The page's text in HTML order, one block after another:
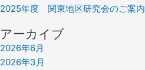
2025年度 関東地区研究会のご案内
アーカイブ
2026年6月
2026年3月